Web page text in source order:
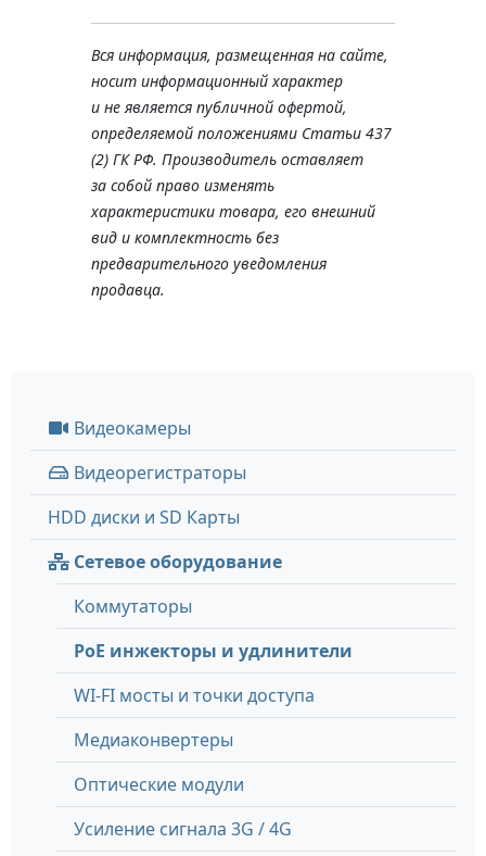
Вся информация, размещенная на сайте,
носит информационный характер
и не является публичной офертой,
определяемой положениями Статьи 437
(2) ГК РФ. Производитель оставляет
за собой право изменять
характеристики товара, его внешний
вид и комплектность без
предварительного уведомления
продавца.
Видеокамеры
Видеорегистраторы
HDD диски и SD Карты
Сетевое оборудование
Коммутаторы
PoE инжекторы и удлинители
WI-FI мосты и точки доступа
Медиаконвертеры
Оптические модули
Усиление сигнала 3G / 4G